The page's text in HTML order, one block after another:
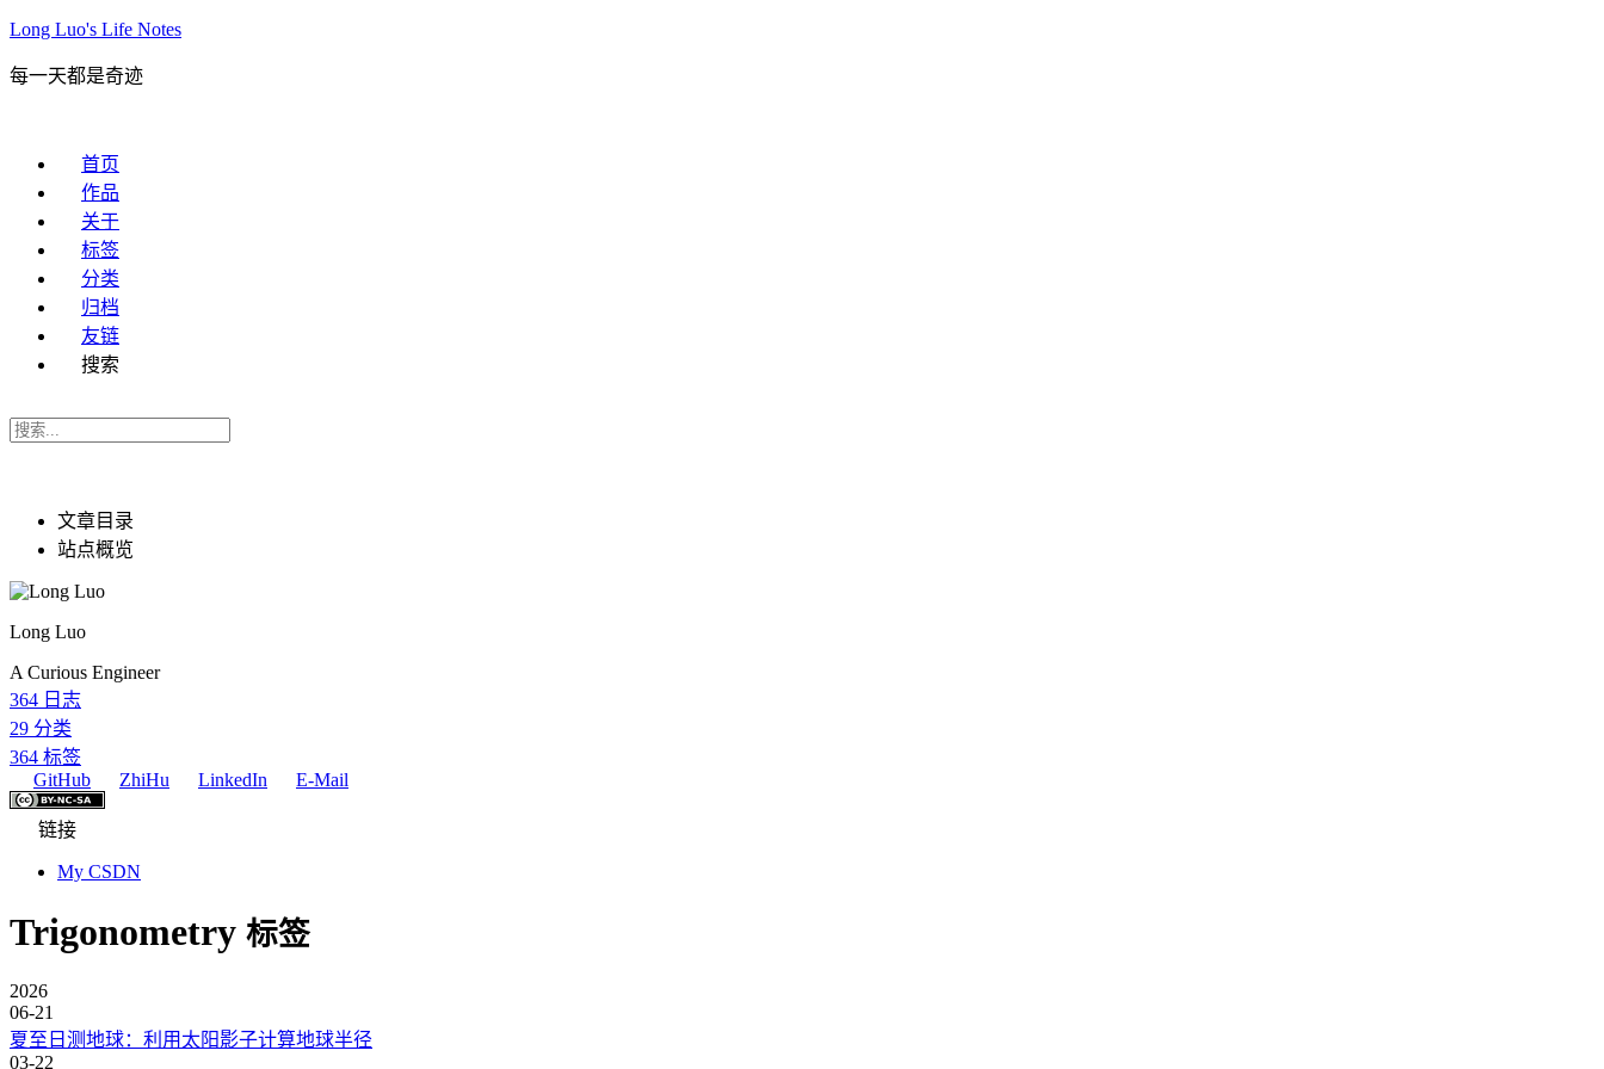
Long Luo's Life Notes
每一天都是奇迹
首页
作品
关于
标签
分类
归档
友链
搜索
文章目录
站点概览
Long Luo
A Curious Engineer
364 日志
29 分类
364 标签
GitHub
ZhiHu LinkedIn E-Mail
链接
My CSDN
Trigonometry 标签
2026
06-21
夏至日测地球：利用太阳影子计算地球半径
03-22